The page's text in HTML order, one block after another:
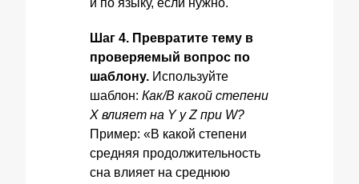
и по языку, если нужно.
Шаг 4. Превратите тему в
проверяемый вопрос по
шаблону. Используйте
шаблон: Как/В какой степени
X влияет на Y у Z при W?
Пример: «В какой степени
средняя продолжительность
сна влияет на среднюю